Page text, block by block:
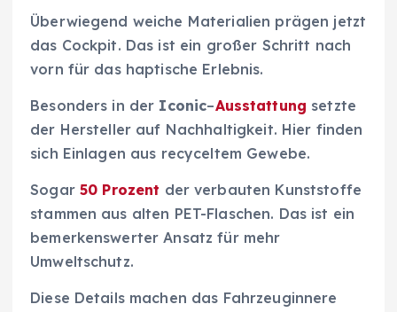
Überwiegend weiche Materialien prägen jetzt
das Cockpit. Das ist ein großer Schritt nach
vorn für das haptische Erlebnis.
Besonders in der Iconic–Ausstattung setzte
der Hersteller auf Nachhaltigkeit. Hier finden
sich Einlagen aus recyceltem Gewebe.
Sogar 50 Prozent der verbauten Kunststoffe
stammen aus alten PET-Flaschen. Das ist ein
bemerkenswerter Ansatz für mehr
Umweltschutz.
Diese Details machen das Fahrzeuginnere